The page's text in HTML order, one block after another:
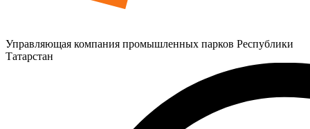
Управляющая компания промышленных парков Республики
Татарстан